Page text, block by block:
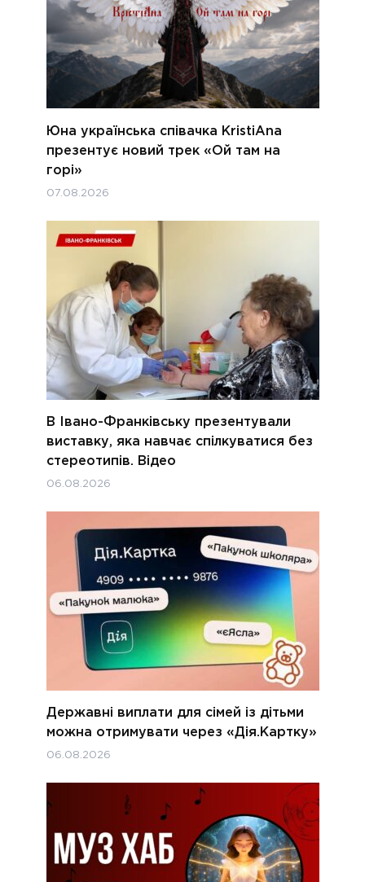
Юна українська співачка KristiAna
презентує новий трек «Ой там на
горі»
07.08.2026
В Івано-Франківську презентували
виставку, яка навчає спілкуватися без
стереотипів. Відео
06.08.2026
Державні виплати для сімей із дітьми
можна отримувати через «Дія.Картку»
06.08.2026